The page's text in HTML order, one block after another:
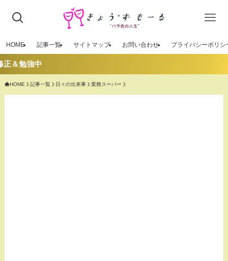
HOME 記事一覧 サイトマップ お問い合わせ プライバシーポリシ
HOME 記事一覧 日々の出来事 業務スーパー